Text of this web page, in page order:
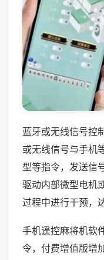
蓝牙或无线信号控
或无线信号与手机
型等指令，发送信
驱动内部微型电机
过程中进行干预，
手机遥控麻将机软
令，付费增值版增